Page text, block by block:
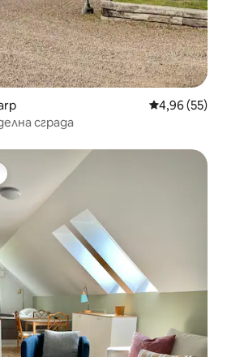
Средна
4,96 (55)
сграда